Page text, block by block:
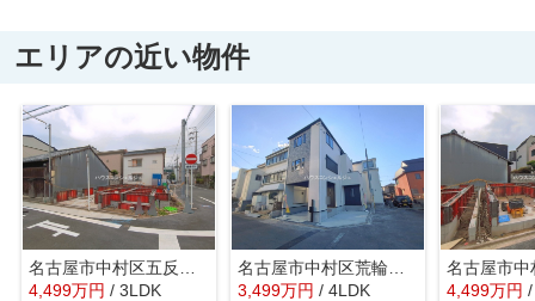
エリアの近い物件
4,499万円 / 3LDK
3,499万円 / 4LDK 4,499万円